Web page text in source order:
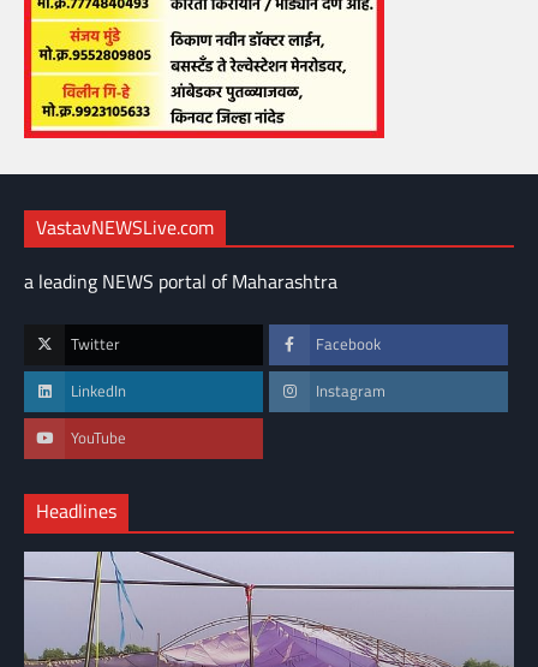
VastavNEWSLive.com
a leading NEWS portal of Maharashtra
Twitter Facebook
LinkedIn Instagram
YouTube
Headlines